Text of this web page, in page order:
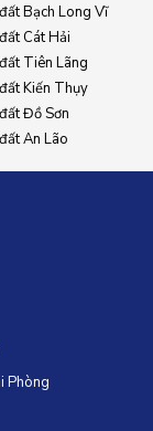
Bạch Long Vĩ
Cát Hải
Tiên Lãng
Kiến Thụy
Đồ Sơn
An Lão
Phòng